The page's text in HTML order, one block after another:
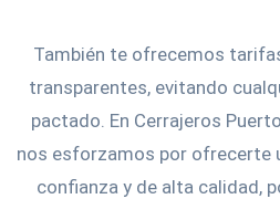
También te ofrecemos
transparentes, evitando
pactado. En Cerrajeros
nos esforzamos por ofrecerte
confianza y de alta calidad,